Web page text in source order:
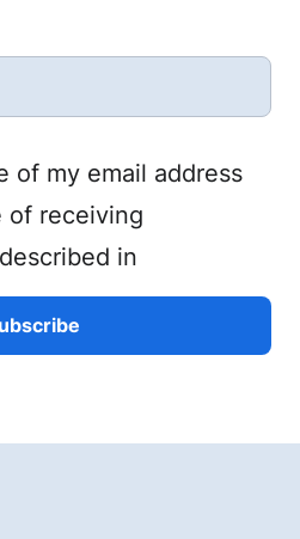
of my email address
of receiving
in